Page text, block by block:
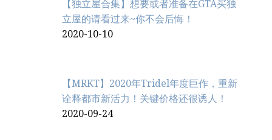
【独立屋合集】想要或者准备在GTA买独
立屋的请看过来~你不会后悔！
2020-10-10
【MRKT】2020年Tridel年度巨作，重新
诠释都市新活力！关键价格还很诱人！
2020-09-24